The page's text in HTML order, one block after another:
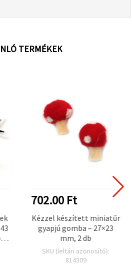
TERMÉKEK
702.00 Ft
Kézzel készített miniatűr
gyapjú gomba – 27×23
mm, 2 db
SKU (leltári azonosító):
814309